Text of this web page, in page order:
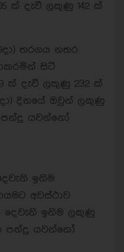
ක් දැවී ලකුණු 142 ක්
තරගය නතර
සිටි
ක් දැවී ලකුණු 232 ක්
දිනයේ ඔවුන් ලකුණු
පන්දු යවන්නෝ
ඉනිම
අවස්ථාව
දෙවැනි ඉනිම ලකුණු
පන්දු යවන්නෝ